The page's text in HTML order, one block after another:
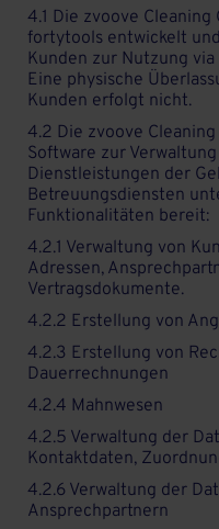
4.1 Die zvoove
fortytools entwickelt
Kunden zur Nutzung
Eine physische
Kunden erfolgt nicht.
4.2 Die zvoove
Software zur
Dienstleistungen der
Betreuungsdiensten
Funktionalitäten bereit:
4.2.1 Verwaltung von
Adressen,
Vertragsdokumente.
4.2.2 Erstellung von
4.2.3 Erstellung von
Dauerrechnungen
4.2.4 Mahnwesen
4.2.5 Verwaltung der
Kontaktdaten,
4.2.6 Verwaltung der
Ansprechpartnern